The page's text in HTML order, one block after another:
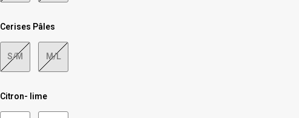
Cerises Pâles
S/M M/L
Citron- lime